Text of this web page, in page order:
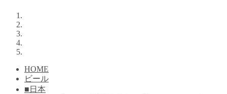
HOME
ビール
■日本